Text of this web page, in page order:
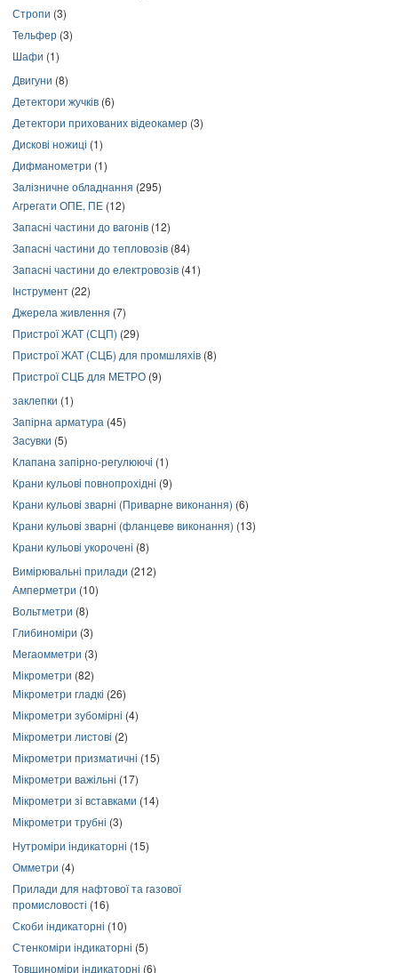
Стропи (3)
Тельфер (3)
Шафи (1)
Двигуни (8)
Детектори жучків (6)
Детектори прихованих відеокамер (3)
Дискові ножиці (1)
Дифманометри (1)
Залізничне обладнання (295)
Агрегати ОПЕ, ПЕ (12)
Запасні частини до вагонів (12)
Запасні частини до тепловозів (84)
Запасні частини до електровозів (41)
Інструмент (22)
Джерела живлення (7)
Пристрої ЖАТ (СЦП) (29)
Пристрої ЖАТ (СЦБ) для промшляхів (8)
Пристрої СЦБ для МЕТРО (9)
заклепки (1)
Запірна арматура (45)
Засувки (5)
Клапана запірно-регулюючі (1)
Крани кульові повнопрохідні (9)
Крани кульові зварні (Приварне виконання) (6)
Крани кульові зварні (фланцеве виконання) (13)
Крани кульові укорочені (8)
Вимірювальні прилади (212)
Амперметри (10)
Вольтметри (8)
Глибиноміри (3)
Мегаомметри (3)
Мікрометри (82)
Мікрометри гладкі (26)
Мікрометри зубомірні (4)
Мікрометри листові (2)
Мікрометри призматичні (15)
Мікрометри важільні (17)
Мікрометри зі вставками (14)
Мікрометри трубні (3)
Нутроміри індикаторні (15)
Омметри (4)
Прилади для нафтової та газової
промисловості (16)
Скоби індикаторні (10)
Стенкоміри індикаторні (5)
Товщиноміри індикаторні (6)